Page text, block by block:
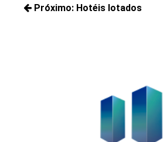
dePróximo: Hotéis lotados